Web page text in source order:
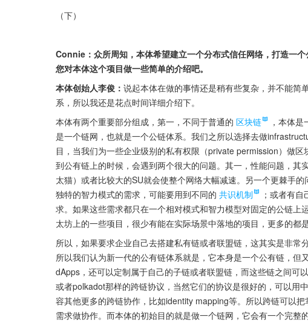
（下）
Connie：众所周知，本体希望建立一个分布式信任网络，打造一
您对本体这个项目做一些简单的介绍吧。
本体创始人李俊： 说起本体在做的事情还是稍有些复杂，并不能简
系，所以我还是花点时间详细介绍下。
本体有两个重要部分组成，第一，不同于普通的 区块链
，本体
是一个链网，也就是一个公链体系。我们之所以选择去做
目，当我们为一些企业级别的私有权限（private permission）做
到公有链上的时候，会遇到两个很大的问题。其一，性能问题，
太猫）或者比较大的SU就会使整个网络大幅减速。另一个更棘手
独特的智力模式的需求，可能要用到不同的 共识机制
；或者有
求。如果这些需求都只在一个相对模式和智力模型对固定的公链
太坊上的一些项目，很少有能在实际场景中落地的项目，更多的都
所以，如果要求企业自己去搭建私有链或者联盟链，这其实是非常
所以我们认为新一代的公有链体系就是，它本身是一个公有链，
dApps，还可以定制属于自己的子链或者联盟链，而这些链之间可
或者polkadot那样的跨链协议，当然它们的协议是很好的，可以用
容其他更多的跨链协作，比如identity mapping等。所以跨链可以
需求做协作。而本体的初始目的就是做一个链网，它会有一个完